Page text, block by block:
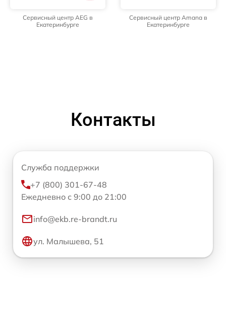
Сервисный центр AEG в
Екатеринбурге
Сервисный центр Amana в
Екатеринбурге
Контакты
Служба поддержки
+7 (800) 301-67-48
Ежедневно с 9:00 до 21:00
info@ekb.re-brandt.ru
ул. Малышева, 51